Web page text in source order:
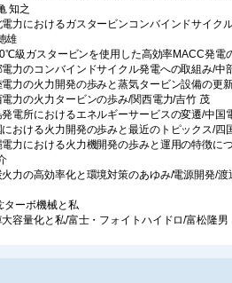
知之
電力におけるガスタービンコンバインドサイク
雄
級ガスタービンを使用した高効率MACC発電
電力のコンバインドサイクル発電への取組み/中
電力の火力開発の歩みと蒸気タービン設備の更
電力の火力タービンの歩み/関西電力/吉竹 茂
発電所におけるエネルギーサービスの変遷/中国
における火力開発の歩みと最近のトピックス/四
電力における火力機開発の歩みと運用の特徴に
火力の高効率化と環境対策のあゆみ/電源開発/渡
ターボ機械と私
大容量化と私/富士・フォイトハイドロ/富松隆男